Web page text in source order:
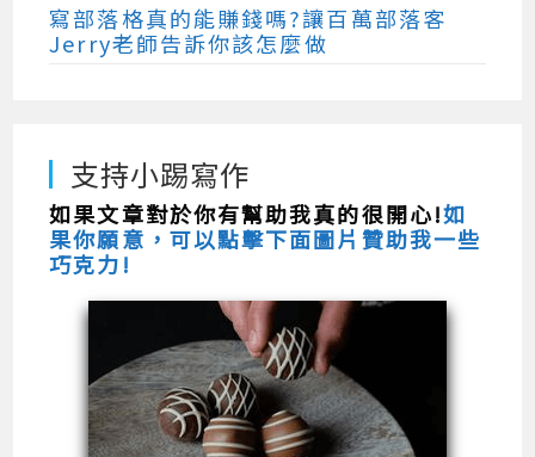
寫部落格真的能賺錢嗎?讓百萬部落客
Jerry老師告訴你該怎麼做
支持小踢寫作
如果文章對於你有幫助我真的很開心!如
果你願意，可以點擊下面圖片贊助我一些
巧克力!